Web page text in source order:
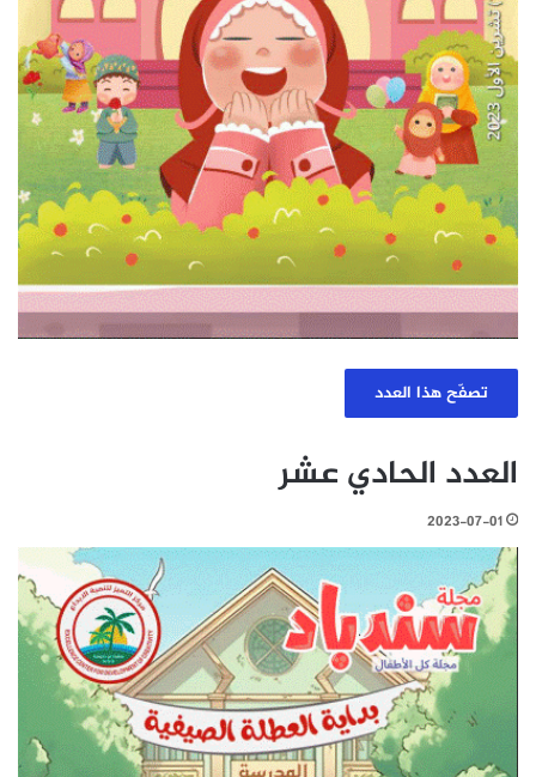
تصفّح هذا العدد
العدد الحادي عشر
2023-07-01